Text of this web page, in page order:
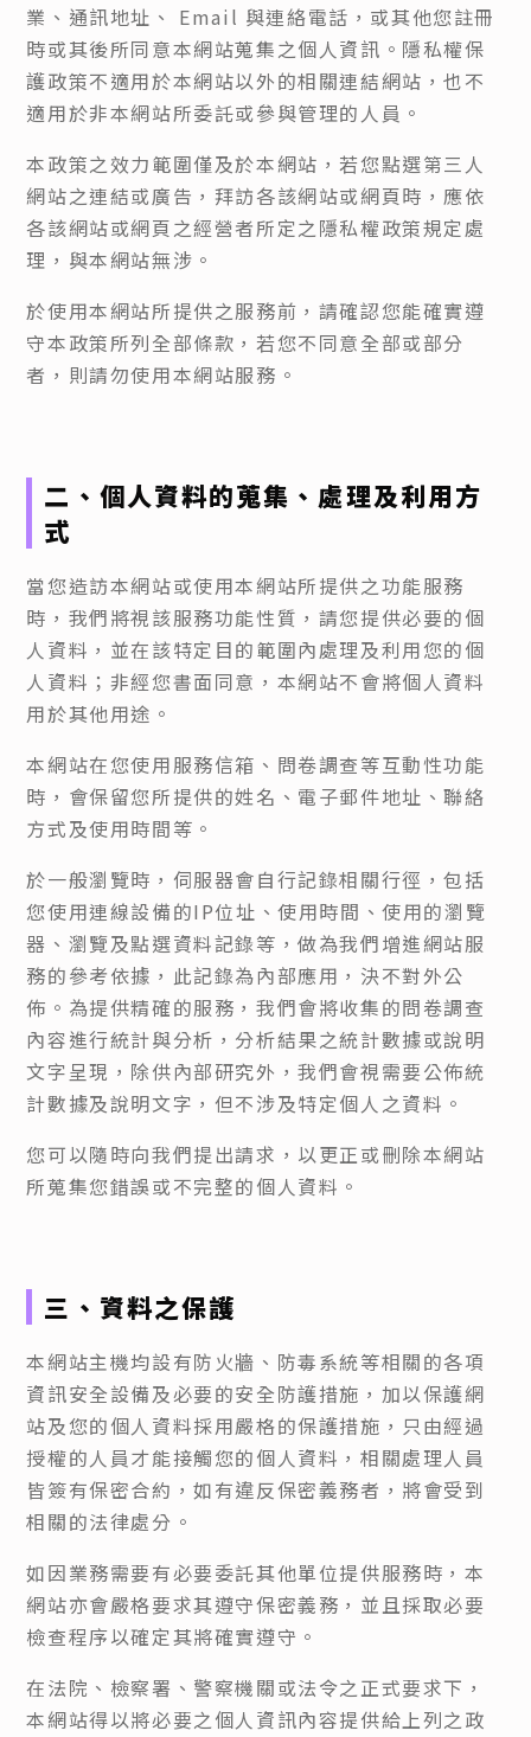
業、通訊地址、 Email 與連絡電話，或其他您註冊
時或其後所同意本網站蒐集之個人資訊。隱私權保
護政策不適用於本網站以外的相關連結網站，也不
適用於非本網站所委託或參與管理的人員。
本政策之效力範圍僅及於本網站，若您點選第三人
網站之連結或廣告，拜訪各該網站或網頁時，應依
各該網站或網頁之經營者所定之隱私權政策規定處
理，與本網站無涉。
於使用本網站所提供之服務前，請確認您能確實遵
守本政策所列全部條款，若您不同意全部或部分
者，則請勿使用本網站服務。
二、個人資料的蒐集、處理及利用方
式
當您造訪本網站或使用本網站所提供之功能服務
時，我們將視該服務功能性質，請您提供必要的個
人資料，並在該特定目的範圍內處理及利用您的個
人資料；非經您書面同意，本網站不會將個人資料
用於其他用途。
本網站在您使用服務信箱、問卷調查等互動性功能
時，會保留您所提供的姓名、電子郵件地址、聯絡
方式及使用時間等。
於一般瀏覽時，伺服器會自行記錄相關行徑，包括
您使用連線設備的IP位址、使用時間、使用的瀏覽
器、瀏覽及點選資料記錄等，做為我們增進網站服
務的參考依據，此記錄為內部應用，決不對外公
佈。為提供精確的服務，我們會將收集的問卷調查
內容進行統計與分析，分析結果之統計數據或說明
文字呈現，除供內部研究外，我們會視需要公佈統
計數據及說明文字，但不涉及特定個人之資料。
您可以隨時向我們提出請求，以更正或刪除本網站
所蒐集您錯誤或不完整的個人資料。
三、資料之保護
本網站主機均設有防火牆、防毒系統等相關的各項
資訊安全設備及必要的安全防護措施，加以保護網
站及您的個人資料採用嚴格的保護措施，只由經過
授權的人員才能接觸您的個人資料，相關處理人員
皆簽有保密合約，如有違反保密義務者，將會受到
相關的法律處分。
如因業務需要有必要委託其他單位提供服務時，本
網站亦會嚴格要求其遵守保密義務，並且採取必要
檢查程序以確定其將確實遵守。
在法院、檢察署、警察機關或法令之正式要求下，
本網站得以將必要之個人資訊內容提供給上列之政